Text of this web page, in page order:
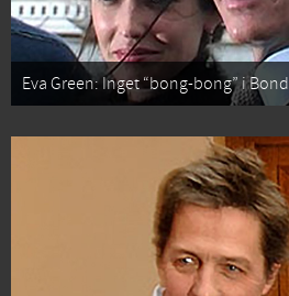
Eva Green: Inget “bong-bong” i Bond